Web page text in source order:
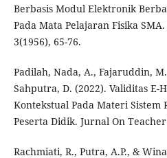
Berbasis Modul Elektronik
Pada Mata Pelajaran Fisika
3(1956), 65-76.
Padilah, Nada, A., Fajaruddin,
Sahputra, D. (2022). Validitas E-
Kontekstual Pada Materi Sistem
Peserta Didik. Jurnal On
Rachmiati, R., Putra, A.P., &